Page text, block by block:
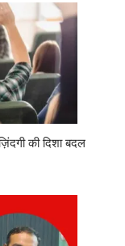
की दिशा बदल